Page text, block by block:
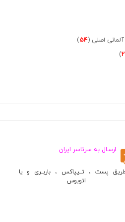
54
)
)
ارسـال به سرتاسر ایران
پست ، تــیپاکس ، باربــری و یا
اتوبوس